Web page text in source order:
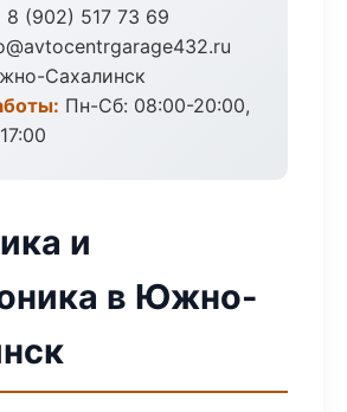
8 (902) 517 73 69
Сахалинск
Пн-Сб: 08:00-20:00,
и
в Южно-